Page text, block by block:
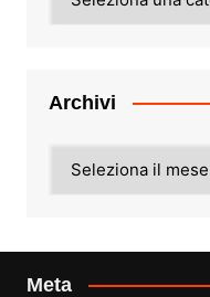
Archivi
Meta